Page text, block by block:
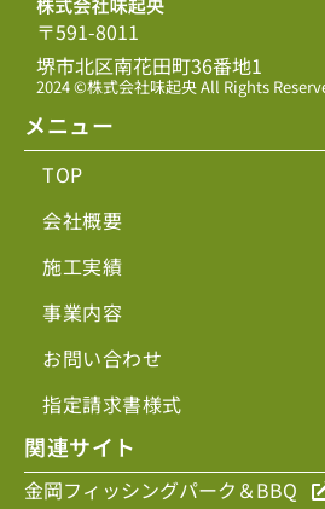
〒591-8011
堺市北区南花田町36番地1
2024 ©株式会社味起央 All Rights
メニュー
TOP
会社概要
施工実績
事業内容
お問い合わせ
指定請求書様式
関連サイト
金岡フィッシングパーク＆BBQ